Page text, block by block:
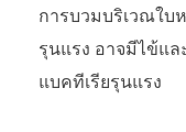
การบวมบริเวณใบ
รุนแรง อาจมีไข้แล
แบคทีเรียรุนแรง